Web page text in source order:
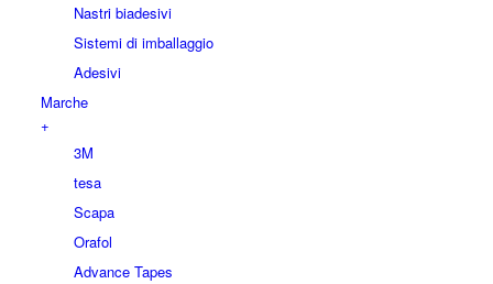
Nastri biadesivi
Sistemi di imballaggio
Adesivi
Marche
+
3M
tesa
Scapa
Orafol
Advance Tapes